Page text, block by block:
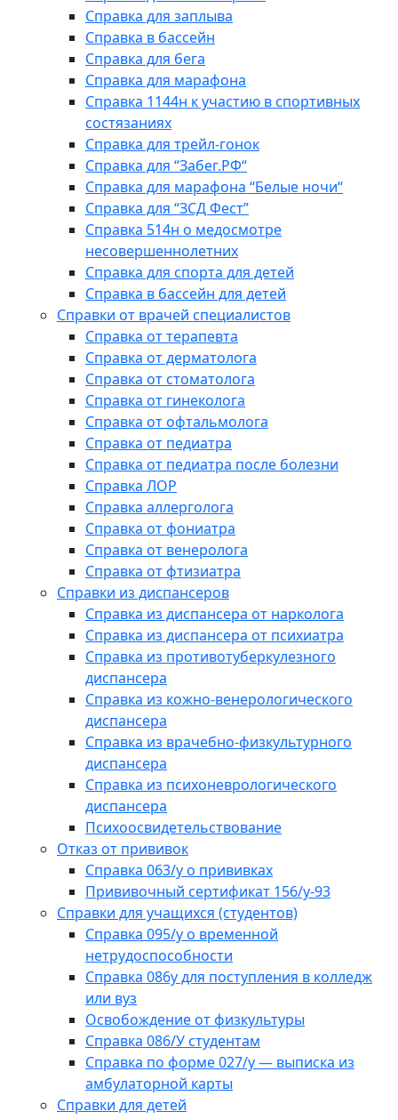
Справка для заплыва
Справка в бассейн
Справка для бега
Справка для марафона
Справка 1144н к участию в спортивных
состязаниях
Справка для трейл-гонок
Справка для “Забег.РФ“
Справка для марафона “Белые ночи“
Справка для “ЗСД Фест”
Справка 514н о медосмотре
несовершеннолетних
Справка для спорта для детей
Справка в бассейн для детей
Справки от врачей специалистов
Справка от терапевта
Справка от дерматолога
Справка от стоматолога
Справка от гинеколога
Справка от офтальмолога
Справка от педиатра
Справка от педиатра после болезни
Справка ЛОР
Справка аллерголога
Справка от фониатра
Справка от венеролога
Справка от фтизиатра
Справки из диспансеров
Справка из диспансера от нарколога
Справка из диспансера от психиатра
Справка из противотуберкулезного
диспансера
Справка из кожно-венерологического
диспансера
Справка из врачебно-физкультурного
диспансера
Справка из психоневрологического
диспансера
Психоосвидетельствование
Отказ от прививок
Справка 063/у о прививках
Прививочный сертификат 156/у-93
Справки для учащихся (студентов)
Справка 095/у о временной
нетрудоспособности
Справка 086у для поступления в колледж
или вуз
Освобождение от физкультуры
Справка 086/У студентам
Справка по форме 027/у — выписка из
амбулаторной карты
Справки для детей